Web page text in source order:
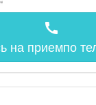
call
на приемпо